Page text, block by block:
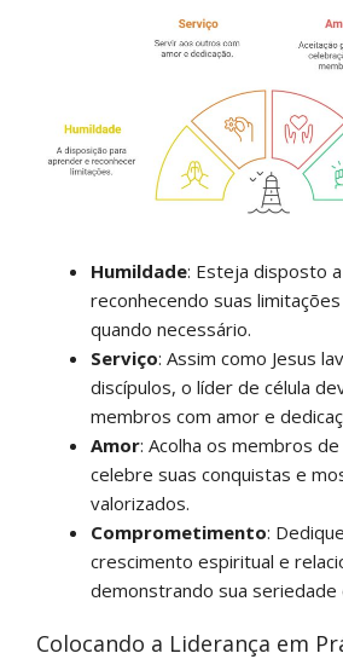
Humildade: Esteja disposto
reconhecendo suas
quando necessário.
Serviço: Assim como Jesus
discípulos, o líder de célula
membros com amor e
Amor: Acolha os membros
celebre suas conquistas e
valorizados.
Comprometimento:
crescimento espiritual e
demonstrando sua seriedade
Colocando a Liderança em